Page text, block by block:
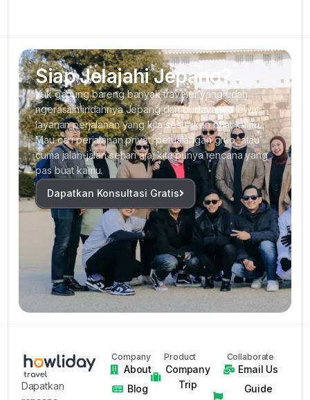
Siap Jelajahi Jepang?
Yuk gabung bareng banyak traveler yang udah
ngerasain indahnya Jepang dan budayanya lewat
layanan perjalanan yang kita sesuaikan buat kamu.
Mau cari perjalanan privat, petualangan grup, atau
cuma jalan-jalan sehari aja, kita punya rencana yang
pas buat kamu.
Dapatkan Konsultasi Gratis
Dapatkan
Company
About
Blog
Product
Company
Trip
Collaborate
Email Us
Guide